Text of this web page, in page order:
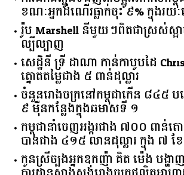
ខណៈអ្នកដំណើរធ្លាក់ចុះ ៩% ក្នុងរ
រ៉ូប Marshell នីមួយៗពិតជាស្រស់ស្
ល្បីល្បាញ
សេដ្ឋិនី ទ្រី ដាណា កាន់កាបូបដៃ
ត្នោតតម្លៃជាង ៥ ពាន់ដុល្លារ
ចំនួន​រោងចក្រ​នៅ​កម្ពុជា​កើន​ ​៨៤៥​ ​បង្ក
​៩​ ​ម៉ឺន​កន្លែង​ក្នុង​ឆមាស​ទី ​១​
កម្ពុជានាំចេញអង្ករជាង ៧០០ ពា
បានជាង ៤១៥ លានដុល្លារ ក្នុង ៧ ខែ
កូនស្រីច្បងអ្នកឧកញ៉ា គិត ម៉េង បង្ហា